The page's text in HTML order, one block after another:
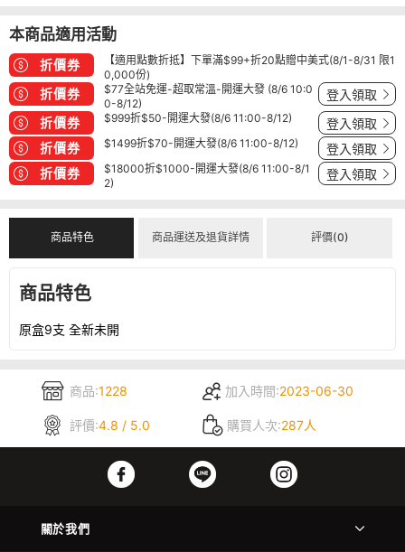
本商品適用活動
折價券
【適用點數折抵】下單滿$99+折20點贈中美式(8/1-8/31 限1
0,000份)
折價券
$77全站免運-超取常溫-開運大發 (8/6 10:0
0-8/12)
登入領取
折價券 $999折$50-開運大發(8/6 11:00-8/12) 登入領取
折價券 $1499折$70-開運大發(8/6 11:00-8/12) 登入領取
折價券
$18000折$1000-開運大發(8/6 11:00-8/1
2)
登入領取
商品特色 商品運送及退貨詳情 評價(0)
商品特色
原盒9支 全新未開
商品:1228 加入時間:2023-06-30
評價:4.8 / 5.0 購買人次:287人
關於我們